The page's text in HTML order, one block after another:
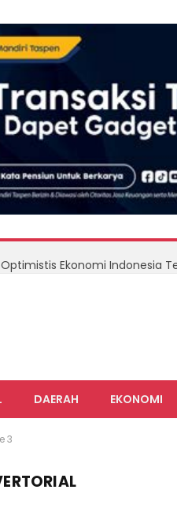
DAERAH EKONOMI
3